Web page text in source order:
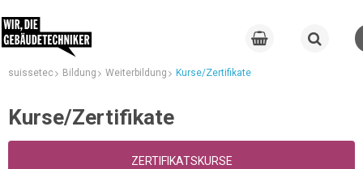
suissetec Bildung Weiterbildung Kurse/Zertifikate
Kurse/Zertifikate
ZERTIFIKATSKURSE